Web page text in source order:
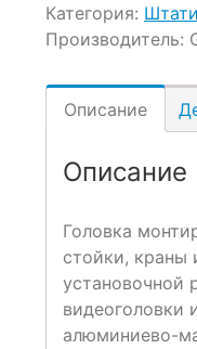
Категория:
Производитель:
Описание
Описание
Головка
стойки, краны
установочной
видеоголовки
алюминиево-